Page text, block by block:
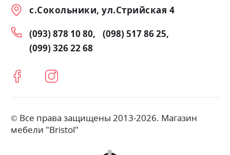
с.Сокольники, ул.Стрийская 4
(093) 878 10 80
(098) 517 86 25
(099) 326 22 68
© Все права защищены 2013-2026. Магазин
мебели "Bristol"